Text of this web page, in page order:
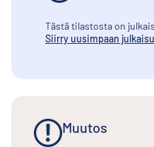
Tästä tilastosta on
Siirry uusimpaan
Muutos